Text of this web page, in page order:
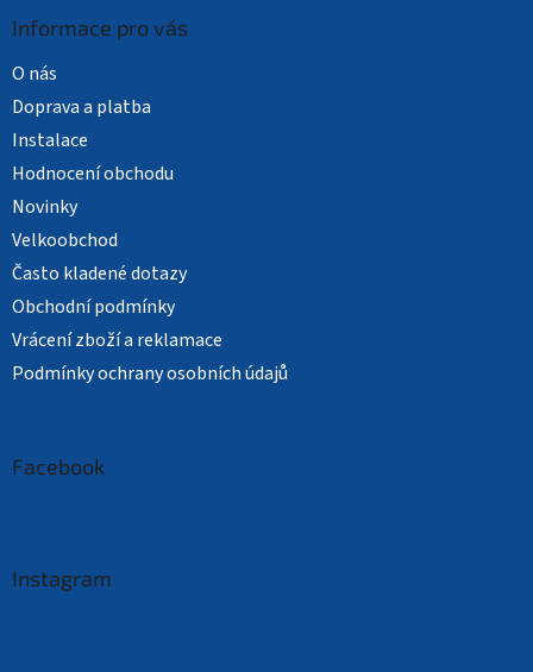
Informace pro vás
O nás
Doprava a platba
Instalace
Hodnocení obchodu
Novinky
Velkoobchod
Často kladené dotazy
Obchodní podmínky
Vrácení zboží a reklamace
Podmínky ochrany osobních údajů
Facebook
Instagram